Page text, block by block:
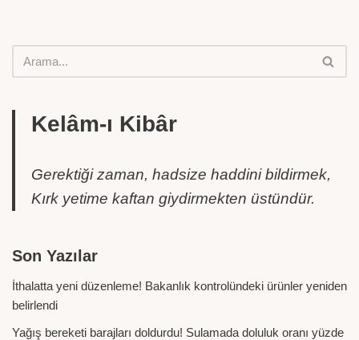
Kelâm-ı Kibâr
Gerektiği zaman, hadsize haddini bildirmek,
Kırk yetime kaftan giydirmekten üstündür.
Son Yazılar
İthalatta yeni düzenleme! Bakanlık kontrolündeki ürünler yeniden
belirlendi
Yağış bereketi barajları doldurdu! Sulamada doluluk oranı yüzde